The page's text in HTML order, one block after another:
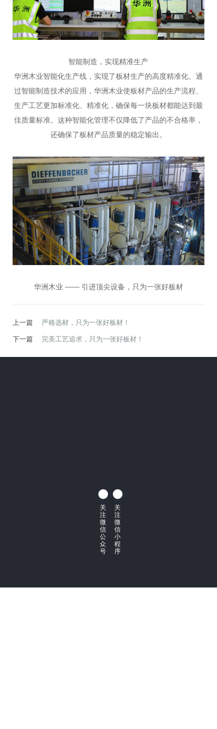
智能制造，实现精准生产
华洲木业智能化生产线，实现了板材生产的高度精准化。通
过智能制造技术的应用，华洲木业使板材产品的生产流程、
生产工艺更加标准化、精准化，确保每一块板材都能达到最
佳质量标准。这种智能化管理不仅降低了产品的不合格率，
还确保了板材产品质量的稳定输出。
华洲木业 —— 引进顶尖设备，只为一张好板材
上一篇 严格选材，只为一张好板材！
下一篇 完美工艺追求，只为一张好板材！
关
注
微
信
公
众
号
关
注
微
信
小
程
序